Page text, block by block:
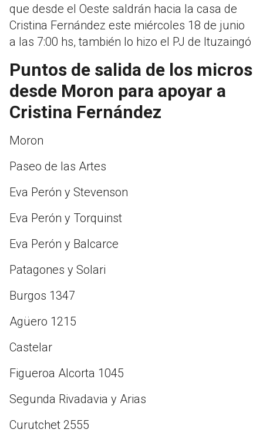
que desde el Oeste saldrán hacia la casa de
Cristina Fernández este miércoles 18 de junio
a las 7:00 hs, también lo hizo el PJ de Ituzaingó
Puntos de salida de los micros
desde Moron para apoyar a
Cristina Fernández
Moron
Paseo de las Artes
Eva Perón y Stevenson
Eva Perón y Torquinst
Eva Perón y Balcarce
Patagones y Solari
Burgos 1347
Agüero 1215
Castelar
Figueroa Alcorta 1045
Segunda Rivadavia y Arias
Curutchet 2555